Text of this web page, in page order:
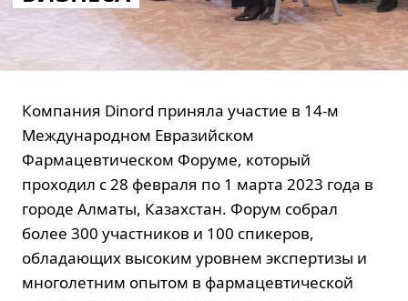
Компания Dinord приняла участие в 14-м
Международном Евразийском
Фармацевтическом Форуме, который
проходил с 28 февраля по 1 марта 2023 года в
городе Алматы, Казахстан. Форум собрал
более 300 участников и 100 спикеров,
обладающих высоким уровнем экспертизы и
многолетним опытом в фармацевтической